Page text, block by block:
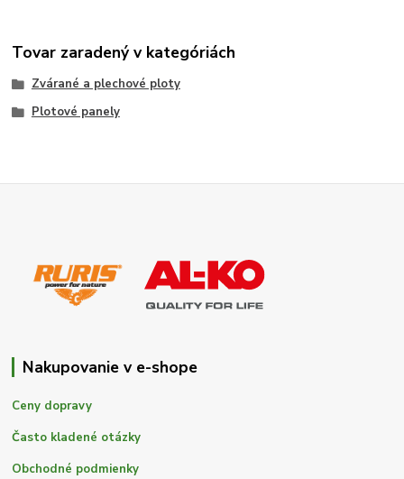
Tovar zaradený v kategóriách
Zvárané a plechové ploty
Plotové panely
Nakupovanie v e-shope
Ceny dopravy
Často kladené otázky
Obchodné podmienky